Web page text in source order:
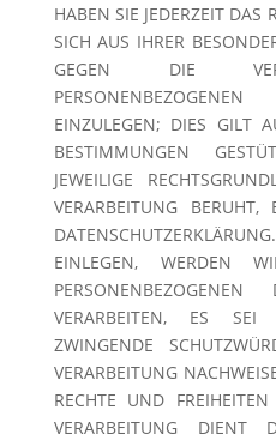
HABEN SIE JEDERZEIT DAS
SICH AUS IHRER
GEGEN DIE
EINZULEGEN; DIES GILT
BESTIMMUNGEN
JEWEILIGE
VERARBEITUNG
EINLEGEN, WERDEN
VERARBEITEN, ES
ZWINGENDE
VERARBEITUNG
RECHTE UND
VERARBEITUNG DIENT